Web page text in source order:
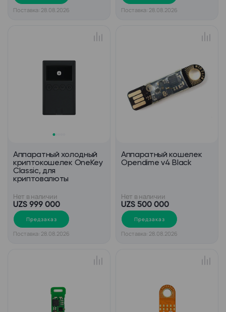
Поставка: 28.08.2026 Поставка: 28.08.2026
Аппаратный холодный
криптокошелек OneKey
Classic, для
криптовалюты
Нет в наличии
UZS 999 000
Предзаказ
Поставка: 28.08.2026
Аппаратный кошелек
Opendime v4 Black
Нет в наличии
UZS 500 000
Предзаказ
Поставка: 28.08.2026